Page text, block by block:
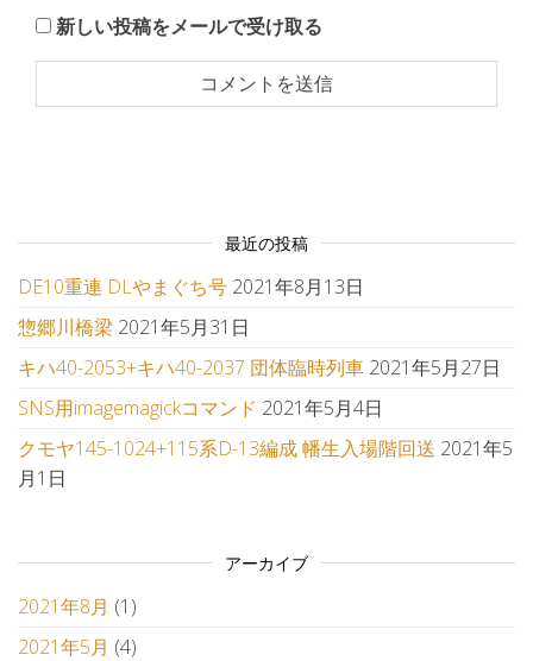
新しい投稿をメールで受け取る
最近の投稿
DE10重連 DLやまぐち号 2021年8月13日
惣郷川橋梁 2021年5月31日
キハ40-2053+キハ40-2037 団体臨時列車 2021年5月27日
SNS用imagemagickコマンド 2021年5月4日
クモヤ145-1024+115系D-13編成 幡生入場階回送 2021年5
月1日
アーカイブ
2021年8月 (1)
2021年5月 (4)